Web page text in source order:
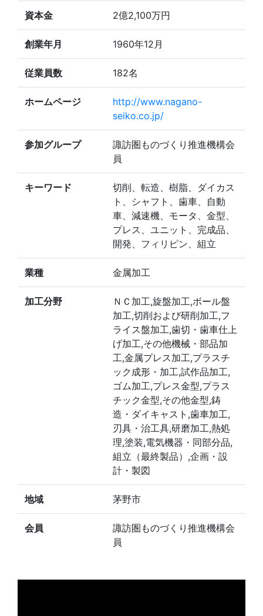
資本金 2億2,100万円
創業年月 1960年12月
従業員数 182名
ホームページ
http://www.nagano-
seiko.co.jp/
参加グループ
諏訪圏ものづくり推進機構会
員
キーワード
切削、転造、樹脂、ダイカス
ト、シャフト、歯車、自動
車、減速機、モータ、金型、
プレス、ユニット、完成品、
開発、フィリピン、組立
業種 金属加工
加工分野
ＮＣ加工,旋盤加工,ボール盤
加工,切削および研削加工,フ
ライス盤加工,歯切・歯車仕上
げ加工,その他機械・部品加
工,金属プレス加工,プラスチ
ック成形・加工,試作品加工,
ゴム加工,プレス金型,プラス
チック金型,その他金型,鋳
造・ダイキャスト,歯車加工,
刃具・治工具,研磨加工,熱処
理,塗装,電気機器・同部分品,
組立（最終製品）,企画・設
計・製図
地域 茅野市
会員
諏訪圏ものづくり推進機構会
員